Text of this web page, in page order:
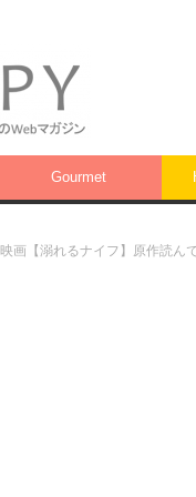
Gourmet
映画【溺れるナイフ】原作読ん